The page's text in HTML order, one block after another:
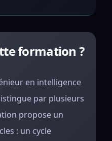
formation ?
en intelligence
par plusieurs
propose un
: un cycle